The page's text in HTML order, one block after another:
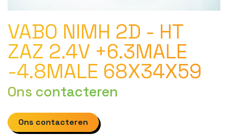
VABO NIMH 2D - HT
ZAZ 2.4V +6.3MALE
-4.8MALE 68X34X59
Ons contacteren
Ons contacteren